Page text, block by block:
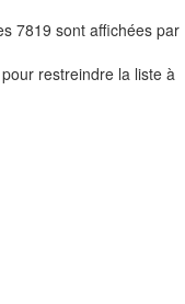
7819 sont affichées par
restreindre la liste à